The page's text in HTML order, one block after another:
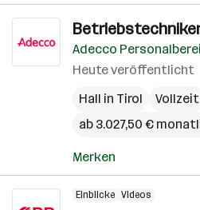
Betriebstechniker
Adecco
Heute veröffentlicht
Hall in Tirol
Vollzeit
ab 3.027,50 €
Merken
Einblicke Videos